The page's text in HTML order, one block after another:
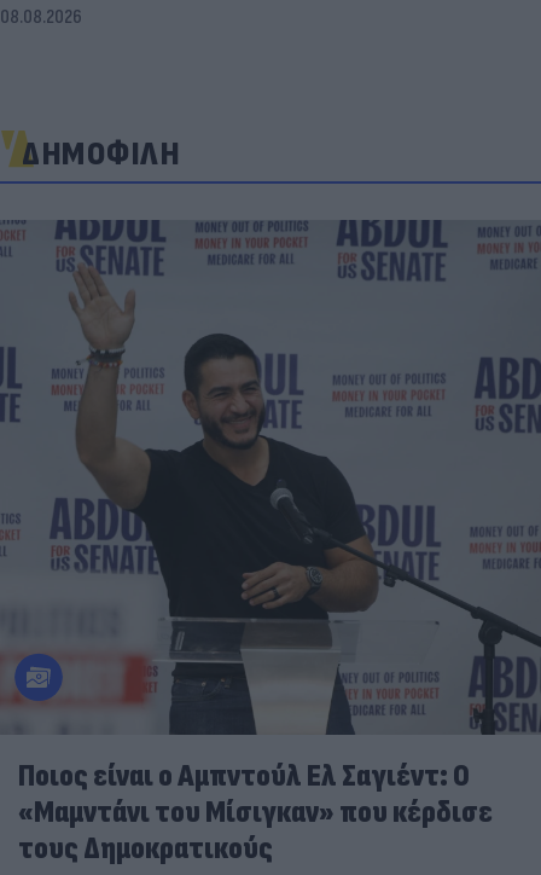
08.08.2026
ΔΗΜΟΦΙΛΗ
Ποιος είναι ο Αμπντούλ Ελ Σαγιέντ: Ο
«Μαμντάνι του Μίσιγκαν» που κέρδισε
τους Δημοκρατικούς